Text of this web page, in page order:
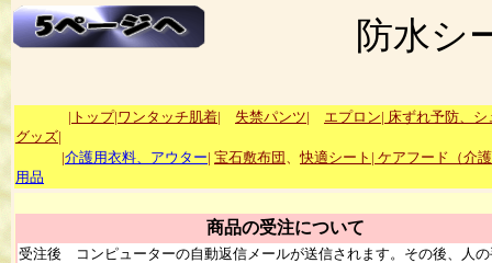
防水シーツ
|トップ|ワンタッチ肌着| 失禁パンツ| エプロン| 床ずれ予防、シ
グッズ|
|介護用衣料、アウター| 宝石敷布団 、快適シート | ケアフード（介
用品
商品の受注について
受注後 コンピューターの自動返信メールが送信されます。その後、人